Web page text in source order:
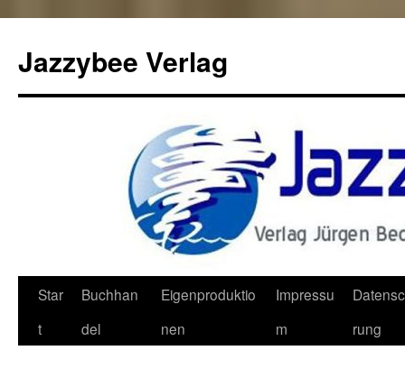
Jazzybee Verlag
Zum
Inhalt
Star
t
Buchhan
del
Eigenproduktio
nen
Impressu
m
rung